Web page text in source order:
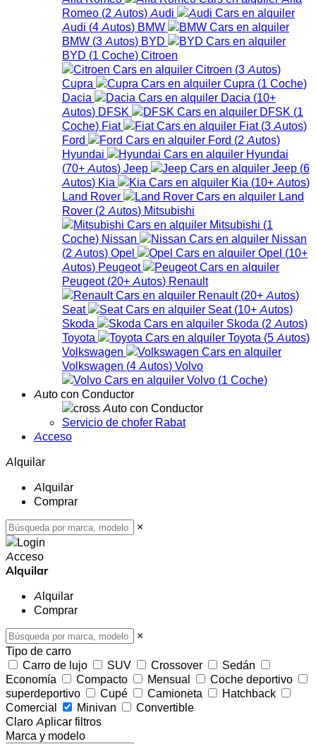
Romeo (2Autos) Audi
Audi (4Autos) BMW
BMW (3Autos) BYD
BYD (1 Coche) Citroen
Citroen (3Autos)
Cupra
Cupra (1 Coche)
Dacia
Dacia (10+
Autos) DFSK DFSK (1
Coche) Fiat Fiat (3Autos)
Ford
Ford (2Autos)
Hyundai
Hyundai
(70+Autos) Jeep Jeep (6
Autos) Kia Kia (10+Autos)
Land Rover
Land
Rover (2Autos) Mitsubishi
Mitsubishi (1
Coche) Nissan
Nissan
(2Autos) Opel Opel (10+
Autos) Peugeot
Peugeot (20+Autos) Renault
Renault (20+Autos)
Seat
Seat (10+Autos)
Skoda
Skoda (2Autos)
Toyota
Toyota (5Autos)
Volkswagen
Volkswagen (4Autos) Volvo
Volvo (1 Coche)
Auto con Conductor
Auto con Conductor
Servicio de chofer Rabat
Acceso
Alquilar
Alquilar
Comprar
×
Acceso
Alquilar
Alquilar
Comprar
×
Tipo de carro
Carro de lujo
SUV Crossover
Sedán
Economía
Compacto Mensual
Coche deportivo
superdeportivo
Cupé Camioneta
Hatchback
Comercial
Minivan
Convertible
Claro Aplicar filtros
Marca y modelo